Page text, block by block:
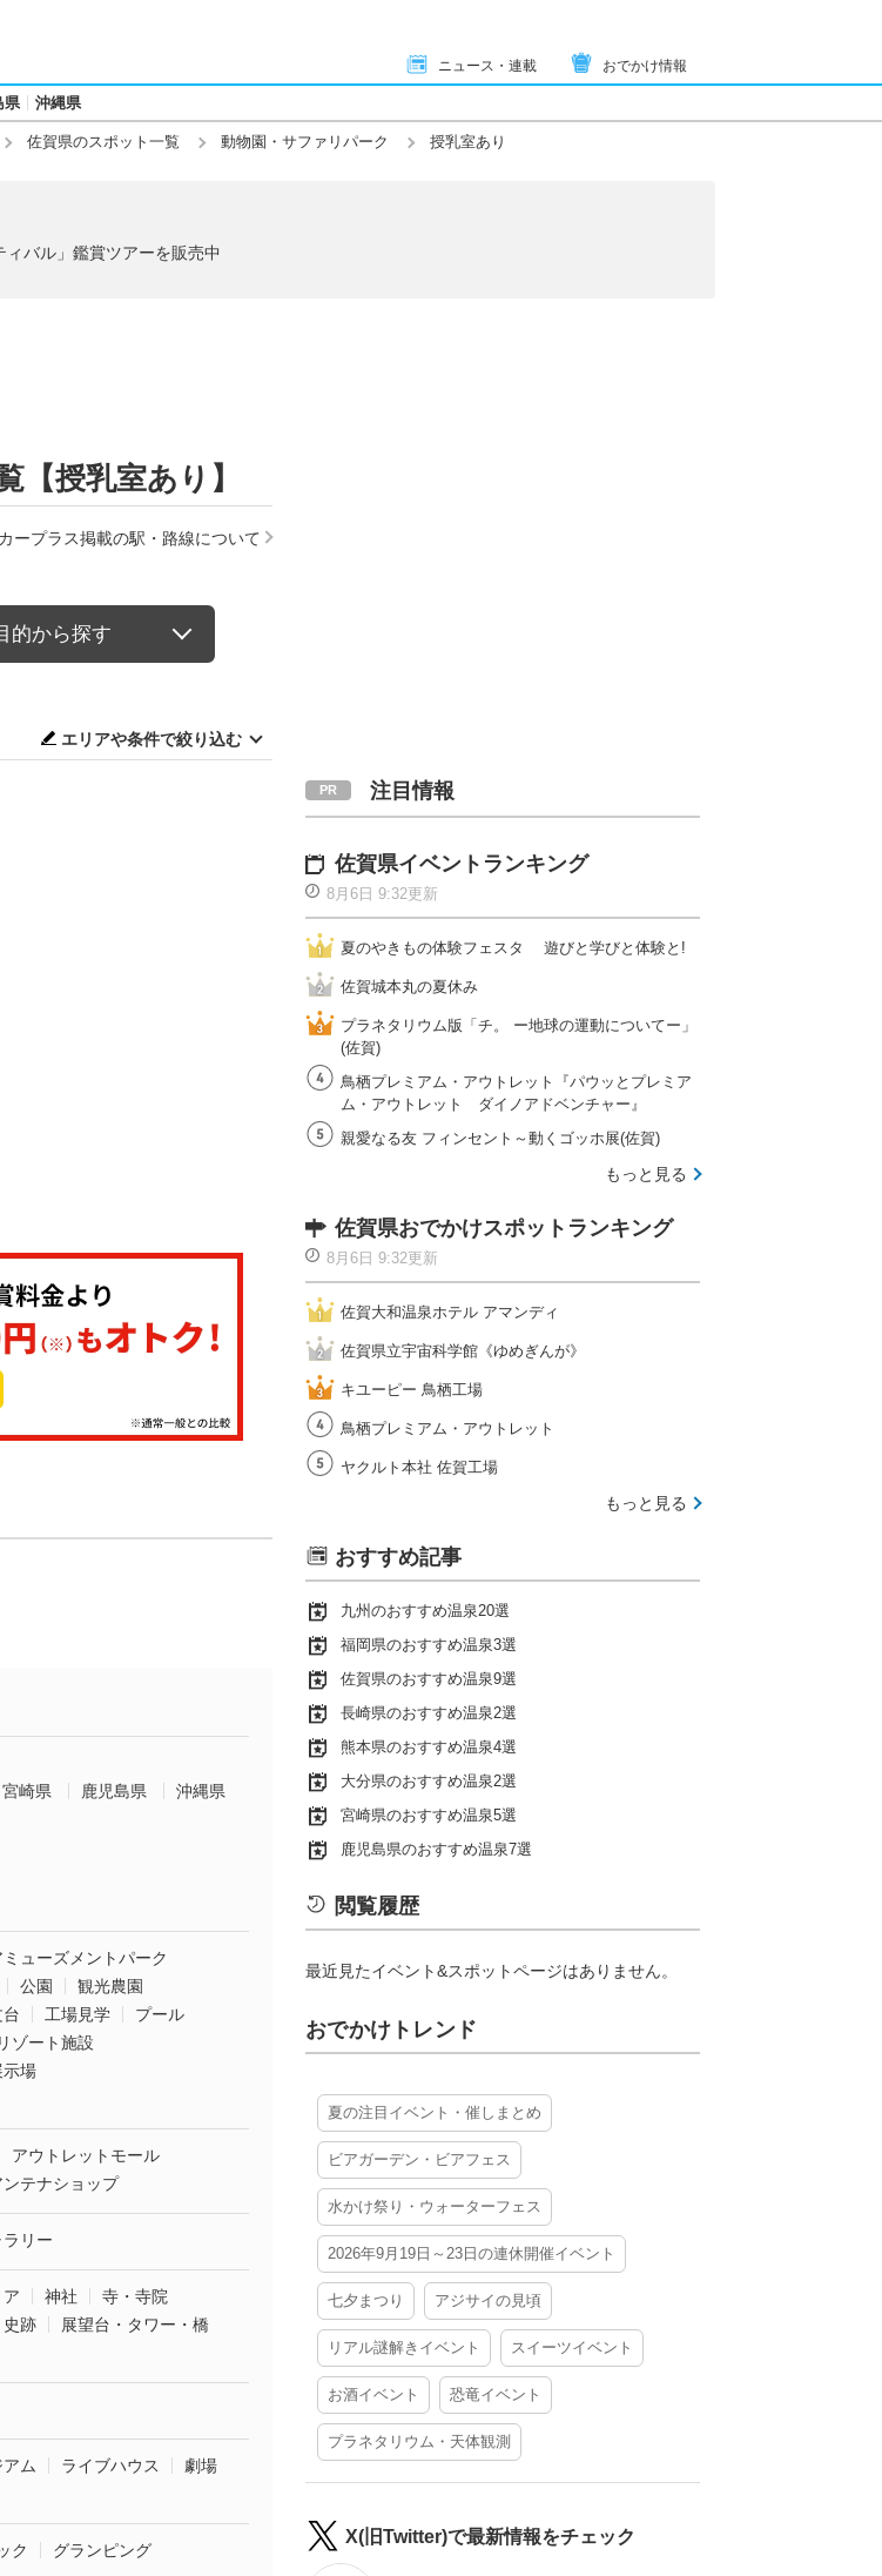
ニュース・連載 おでかけ情報
県 沖縄県
佐賀県のスポット一覧 動物園・サファリパーク 授乳室あり
バル」鑑賞ツアーを販売中
【授乳室あり】
ープラス掲載の駅・路線について
的から探す
エリアや条件で絞り込む
宮崎県 鹿児島県
沖縄県
ューズメントパーク
公園
観光農園
工場見学
プール
ゾート施設
示場
アウトレットモール
テナショップ
ラリー
神社
寺・寺院
史跡
展望台・タワー・橋
ム ライブハウス
劇場
ク グランピング
注目情報
佐賀県イベントランキング
8月6日 9:32更新
夏のやきもの体験フェスタ 遊びと学びと体験と!
佐賀城本丸の夏休み
プラネタリウム版「チ。 ー地球の運動についてー」
(佐賀)
鳥栖プレミアム・アウトレット『パウッとプレミア
ム・アウトレット ダイノアドベンチャー』
親愛なる友 フィンセント～動くゴッホ展(佐賀)
もっと見る
佐賀県おでかけスポットランキング
8月6日 9:32更新
佐賀大和温泉ホテル アマンディ
佐賀県立宇宙科学館《ゆめぎんが》
キユーピー 鳥栖工場
鳥栖プレミアム・アウトレット
ヤクルト本社 佐賀工場
もっと見る
おすすめ記事
九州のおすすめ温泉20選
福岡県のおすすめ温泉3選
佐賀県のおすすめ温泉9選
長崎県のおすすめ温泉2選
熊本県のおすすめ温泉4選
大分県のおすすめ温泉2選
宮崎県のおすすめ温泉5選
鹿児島県のおすすめ温泉7選
閲覧履歴
最近見たイベント&スポットページはありません。
おでかけトレンド
夏の注目イベント・催しまとめ
ビアガーデン・ビアフェス
水かけ祭り・ウォーターフェス
2026年9月19日～23日の連休開催イベント
七夕まつり アジサイの見頃
リアル謎解きイベント スイーツイベント
お酒イベント 恐竜イベント
プラネタリウム・天体観測
X(旧Twitter)で最新情報をチェック